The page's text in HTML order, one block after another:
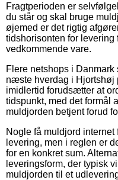
Fragtperioden er
du står og skal bruge
øjemed er det rigtig
tidshorisonten for levering
vedkommende vare.
Flere netshops i
næste hverdag i Hjortshøj
imidlertid forudsætter at
tidspunkt, med det formål
muldjorden betjent forud
Nogle få muldjord
levering, men i reglen er
for en konkret sum.
leveringsform, der typisk
muldjorden til et